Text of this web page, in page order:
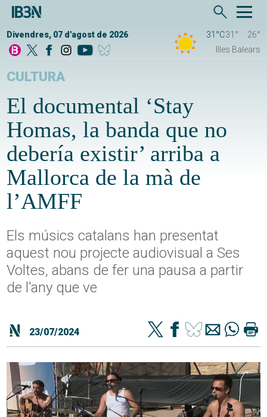
Divendres, 07 d'agost de 2026 31°C31°
26°
Illes Balears
CULTURA
El documental ‘Stay
Homas, la banda que no
debería existir’ arriba a
Mallorca de la mà de
l’AMFF
Els músics catalans han presentat
aquest nou projecte audiovisual a Ses
Voltes, abans de fer una pausa a partir
de l'any que ve
23/07/2024